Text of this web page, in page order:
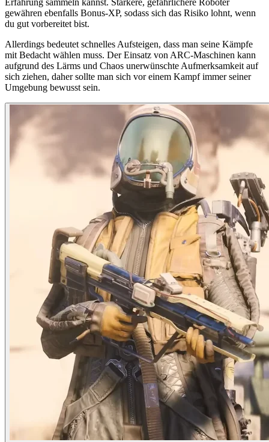
gewähren ebenfalls Bonus-XP, sodass sich das Risiko lohnt, wenn
du gut vorbereitet bist.
Allerdings bedeutet schnelles Aufsteigen, dass man seine Kämpfe
mit Bedacht wählen muss. Der Einsatz von ARC-Maschinen kann
aufgrund des Lärms und Chaos unerwünschte Aufmerksamkeit auf
sich ziehen, daher sollte man sich vor einem Kampf immer seiner
Umgebung bewusst sein.